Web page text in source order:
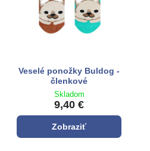
Veselé ponožky Buldog -
členkové
Skladom
9,40 €
Zobraziť